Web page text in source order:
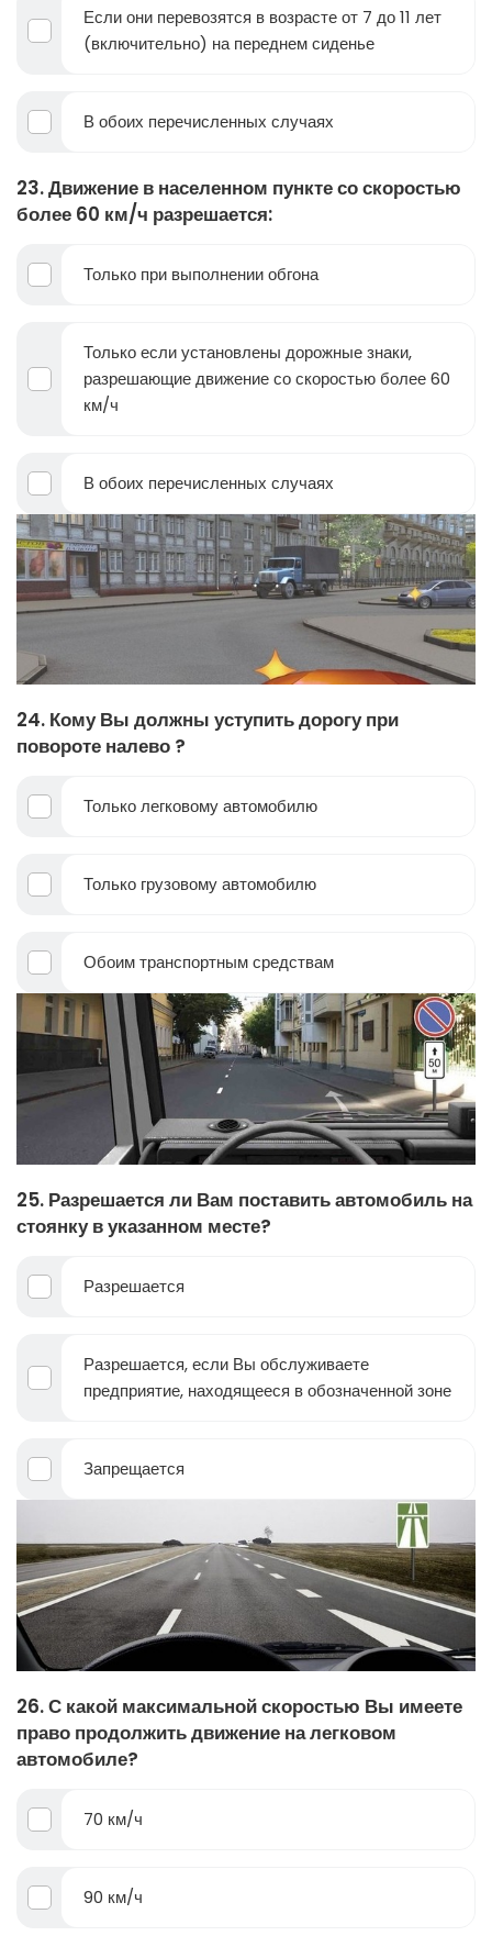
Если они перевозятся в возрасте от 7 до 11 лет
(включительно) на переднем сиденье
В обоих перечисленных случаях
23. Движение в населенном пункте со скоростью
более 60 км/ч разрешается:
Только при выполнении обгона
Только если установлены дорожные знаки,
разрешающие движение со скоростью более 60
км/ч
В обоих перечисленных случаях
24. Кому Вы должны уступить дорогу при
повороте налево ?
Только легковому автомобилю
Только грузовому автомобилю
Обоим транспортным средствам
25. Разрешается ли Вам поставить автомобиль на
стоянку в указанном месте?
Разрешается
Разрешается, если Вы обслуживаете
предприятие, находящееся в обозначенной зоне
Запрещается
26. С какой максимальной скоростью Вы имеете
право продолжить движение на легковом
автомобиле?
70 км/ч
90 км/ч